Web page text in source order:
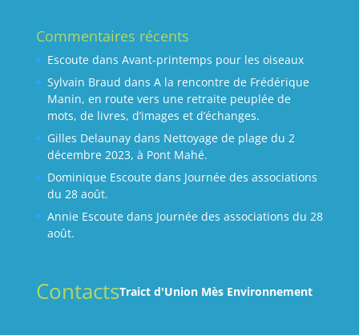
Commentaires récents
Escoutedans Avant-printemps pour les oiseaux
Sylvain Braud dans A la rencontre de Frédérique
Manin, en route vers une retraite peuplée de
mots, de livres, d’images et d’échanges.
Gilles Delaunaydans Nettoyage de plage du 2
décembre 2023, à Pont Mahé.
Dominique Escoutedans Journée des associations
du 28 août.
Annie Escoutedans Journée des associations du 28
août.
ContactsTraict d'Union Mès Environnement